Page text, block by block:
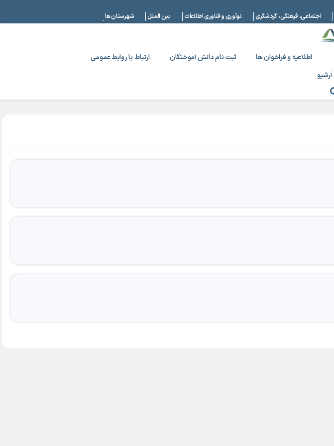
اجتماعی، فرهنگی، گردشگری نوآوری و فناوری اطلاعات بین الملل شهرستان ها
اطلاعیه و فراخوان ها ثبت نام دانش آموختگان
ارتباط با روابط عمومی
آرشیو